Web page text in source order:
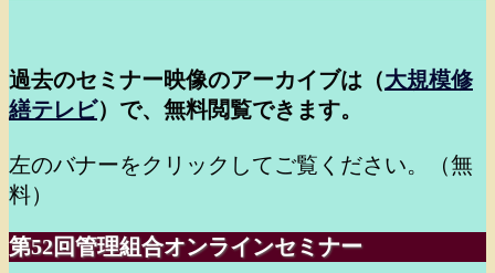
過去のセミナー映像のアーカイブは（大規模修
繕テレビ）で、無料閲覧できます。
左のバナーをクリックしてご覧ください。（無
料）
第52回管理組合オンラインセミナー